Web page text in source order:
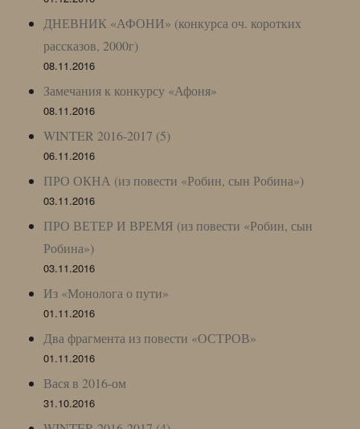
ДНЕВНИК «АФОНИ» (конкурса оч. коротких
рассказов, 2000г)
08.11.2016
Замечания к конкурсу «Афоня»
08.11.2016
WINTER 2016-2017 (5)
06.11.2016
ПРО ОКНА (из повести «Робин, сын Робина»)
03.11.2016
ПРО ВЕТЕР И ВРЕМЯ (из повести «Робин, сын
Робина»)
03.11.2016
Из «Монолога о пути»
01.11.2016
Два фрагмента из повести «ОСТРОВ»
01.11.2016
Вася в 2016-ом
31.10.2016